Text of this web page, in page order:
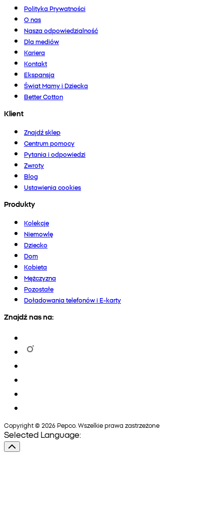
Polityka Prywatności
O nas
Nasza odpowiedzialność
Dla mediów
Kariera
Kontakt
Ekspansja
Świat Mamy i Dziecka
Better Cotton
Klient
Znajdź sklep
Centrum pomocy
Pytania i odpowiedzi
Zwroty
Blog
Ustawienia cookies
Produkty
Kolekcje
Niemowlę
Dziecko
Dom
Kobieta
Mężczyzna
Pozostałe
Doładowania telefonów i E-karty
Znajdź nas na:
Copyright © 2026 Pepco. Wszelkie prawa zastrzeżone
Selected Language: